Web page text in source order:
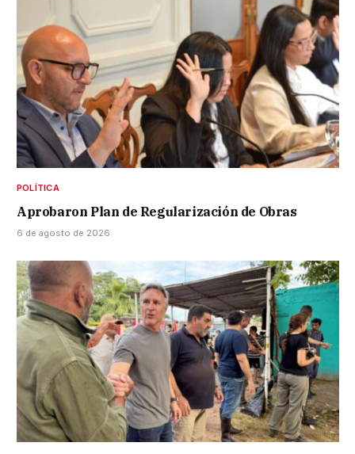
POLÍTICA
Aprobaron Plan de Regularización de Obras
6 de agosto de 2026